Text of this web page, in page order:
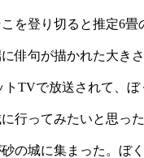
を登り切ると推定6
俳句が描かれた大き
TVで放送されて、
行ってみたいと思った
の城に集まった。